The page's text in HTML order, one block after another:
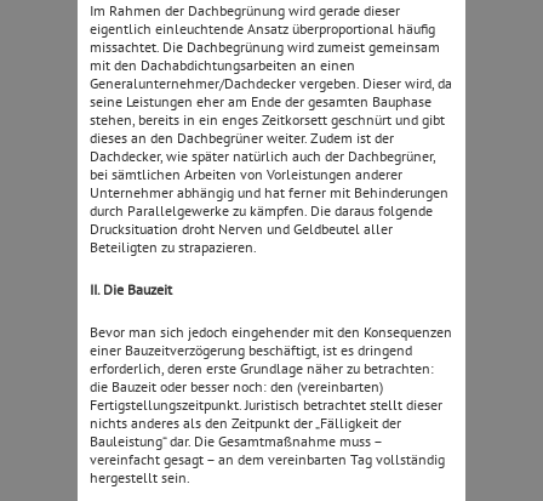
Im Rahmen der Dachbegrünung wird gerade dieser
eigentlich einleuchtende Ansatz überproportional häufig
missachtet. Die Dachbegrünung wird zumeist gemeinsam
mit den Dachabdichtungsarbeiten an einen
Generalunternehmer/Dachdecker vergeben. Dieser wird, da
seine Leistungen eher am Ende der gesamten Bauphase
stehen, bereits in ein enges Zeitkorsett geschnürt und gibt
dieses an den Dachbegrüner weiter. Zudem ist der
Dachdecker, wie später natürlich auch der Dachbegrüner,
bei sämtlichen Arbeiten von Vorleistungen anderer
Unternehmer abhängig und hat ferner mit Behinderungen
durch Parallelgewerke zu kämpfen. Die daraus folgende
Drucksituation droht Nerven und Geldbeutel aller
Beteiligten zu strapazieren.
II. Die Bauzeit
Bevor man sich jedoch eingehender mit den Konsequenzen
einer Bauzeitverzögerung beschäftigt, ist es dringend
erforderlich, deren erste Grundlage näher zu betrachten:
die Bauzeit oder besser noch: den (vereinbarten)
Fertigstellungszeitpunkt. Juristisch betrachtet stellt dieser
nichts anderes als den Zeitpunkt der „Fälligkeit der
Bauleistung“ dar. Die Gesamtmaßnahme muss –
vereinfacht gesagt – an dem vereinbarten Tag vollständig
hergestellt sein.